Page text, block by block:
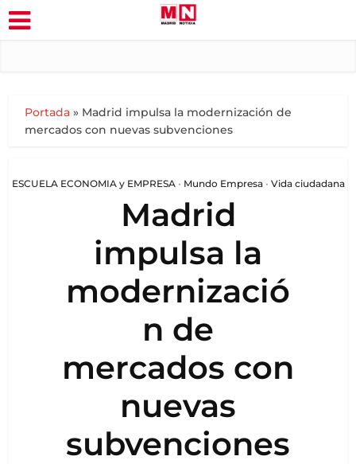
Portada » Madrid impulsa la modernización de
mercados con nuevas subvenciones
ESCUELA ECONOMIA y EMPRESA • Mundo Empresa • Vida ciudadana
Madrid
impulsa la
modernizació
n de
mercados con
nuevas
subvenciones